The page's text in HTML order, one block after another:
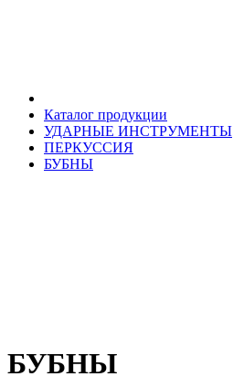
Каталог продукции
УДАРНЫЕ ИНСТРУМЕНТЫ
ПЕРКУССИЯ
БУБНЫ
БУБНЫ